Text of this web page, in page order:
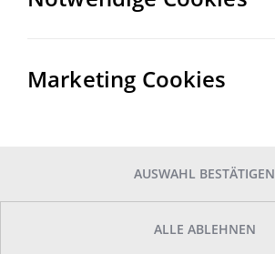
Marketing Cookies
AUSWAHL BESTÄTIGEN
ALLE ABLEHNEN